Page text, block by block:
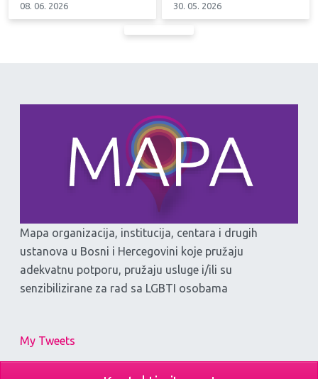
08. 06. 2026 30. 05. 2026
Mapa organizacija, institucija, centara i drugih
ustanova u Bosni i Hercegovini koje pružaju
adekvatnu potporu, pružaju usluge i/ili su
senzibilizirane za rad sa LGBTI osobama
My Tweets